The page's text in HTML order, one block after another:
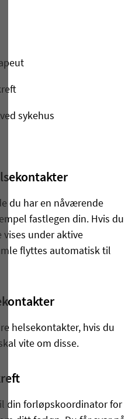
sykehus
du har en nåværende
fastlegen din. Hvis du
vises under aktive
flyttes automatisk til
helsekontakter, hvis du
vite om disse.
din forløpskoordinator for